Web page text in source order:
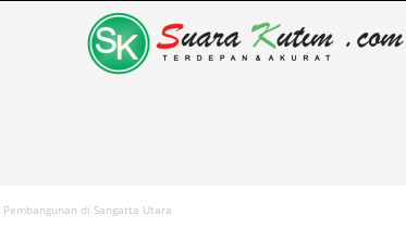
di Sangatta Utara